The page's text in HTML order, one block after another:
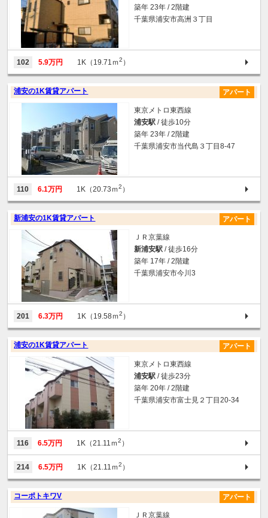
築年 23年 / 2階建
千葉県浦安市高洲３丁目
102 5.9万円 1K（19.71ｍ2 ）
浦安の1K賃貸アパート アパート
東京メトロ東西線
浦安駅 / 徒歩10分
築年 23年 / 2階建
千葉県浦安市当代島３丁目8-47
110 6.1万円 1K（20.73ｍ2 ）
新浦安の1K賃貸アパート アパート
ＪＲ京葉線
新浦安駅 / 徒歩16分
築年 17年 / 2階建
千葉県浦安市今川3
201 6.3万円 1K（19.58ｍ2 ）
浦安の1K賃貸アパート アパート
東京メトロ東西線
浦安駅 / 徒歩23分
築年 20年 / 2階建
千葉県浦安市富士見２丁目20-34
116 6.5万円 1K（21.11ｍ2 ）
214 6.5万円 1K（21.11ｍ2 ）
コーポトキワV アパート
ＪＲ京葉線